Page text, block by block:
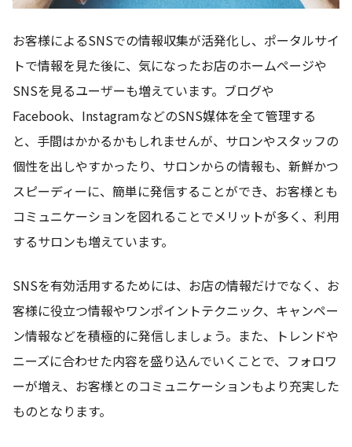
お客様によるSNSでの情報収集が活発化し、ポータルサイ
トで情報を見た後に、気になったお店のホームページや
SNSを見るユーザーも増えています。ブログや
Facebook、InstagramなどのSNS媒体を全て管理する
と、手間はかかるかもしれませんが、サロンやスタッフの
個性を出しやすかったり、サロンからの情報も、新鮮かつ
スピーディーに、簡単に発信することができ、お客様とも
コミュニケーションを図れることでメリットが多く、利用
するサロンも増えています。
SNSを有効活用するためには、お店の情報だけでなく、お
客様に役立つ情報やワンポイントテクニック、キャンペー
ン情報などを積極的に発信しましょう。また、トレンドや
ニーズに合わせた内容を盛り込んでいくことで、フォロワ
ーが増え、お客様とのコミュニケーションもより充実した
ものとなります。